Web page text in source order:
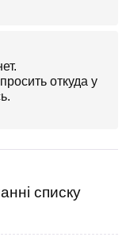
откуда у
списку